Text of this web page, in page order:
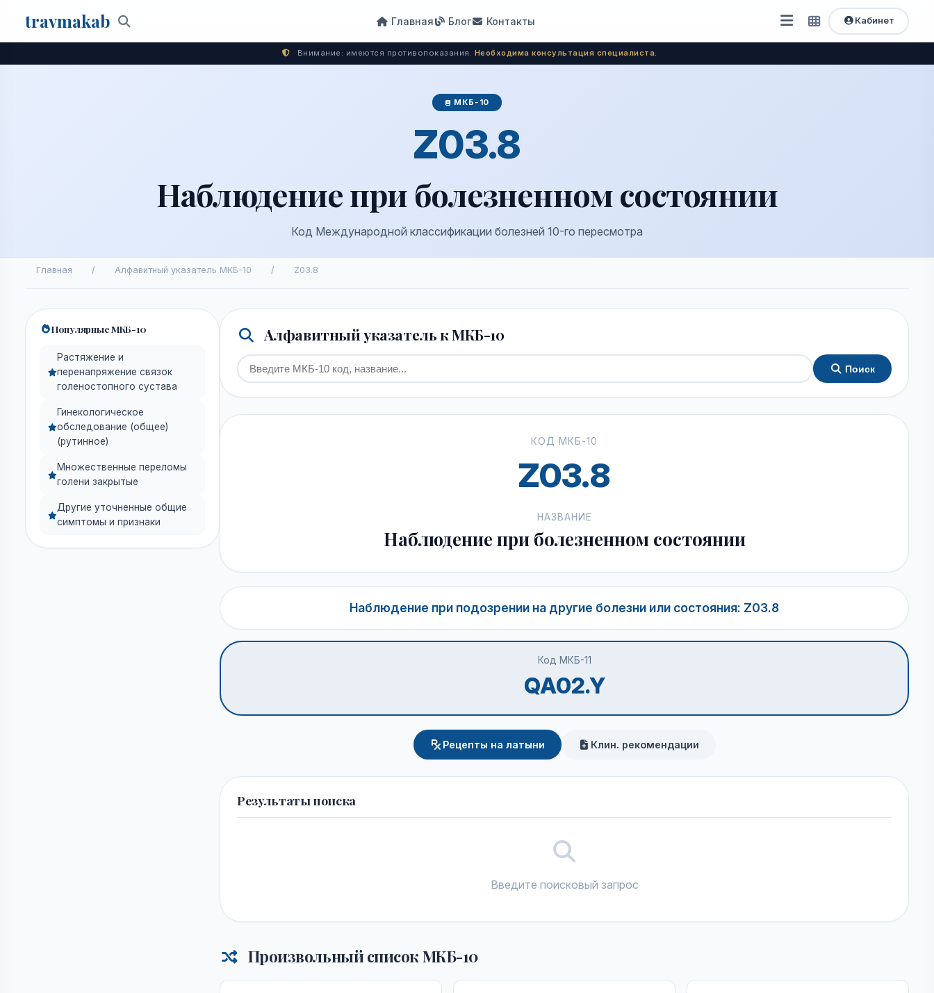
travmakab Поиск
Главная Блог Контакты
Открыть
меню
Быстрый
доступ
Кабинет
Внимание: имеются противопоказания. Необходима консультация специалиста.
МКБ-10
Z03.8
Наблюдение при болезненном состоянии
Код Международной классификации болезней 10-го пересмотра
Главная / Алфавитный указатель МКБ-10 / Z03.8
Популярные МКБ-10
Растяжение и
перенапряжение связок
голеностопного сустава
Гинекологическое
обследование (общее)
(рутинное)
Множественные переломы
голени закрытые
Другие уточненные общие
симптомы и признаки
Алфавитный указатель к МКБ-10
Поиск
КОД МКБ-10
Z03.8
НАЗВАНИЕ
Наблюдение при болезненном состоянии
Наблюдение при подозрении на другие болезни или состояния: Z03.8
Код МКБ-11
QA02.Y
Рецепты на латыни Клин. рекомендации
Результаты поиска
Введите поисковый запрос
Произвольный список МКБ-10